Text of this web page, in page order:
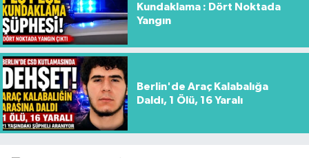
Kundaklama : Dört Noktada
Yangın
Berlin'de Araç Kalabalığa
Daldı, 1 Ölü, 16 Yaralı